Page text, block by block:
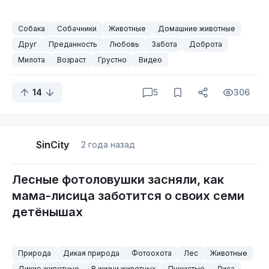
Собака Собачники Животные
Домашние животные
Друг
Преданность Любовь Забота
Доброта
Милота
Возраст Грустно Видео
14 5 306
SinCity 2 года назад
Лесные фотоловушки засняли, как
мама-лисица заботится о своих семи
детёнышах
Природа Дикая природа Фотоохота Лес
Животные